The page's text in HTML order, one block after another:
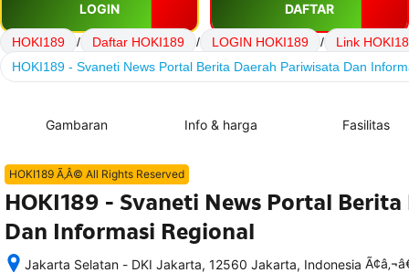
LOGIN DAFTAR
HOKI189 / Daftar HOKI189 / LOGIN HOKI189 /
Link
HOKI189 - Svaneti News Portal Berita Daerah Pariwisata Dan
Gambaran Info & harga Fasilitas
HOKI189 Ã‚Â© All Rights Reserved
HOKI189 - Svaneti News Portal
Dan Informasi Regional
Jakarta Selatan - DKI Jakarta, 12560 Jakarta, Indonesia